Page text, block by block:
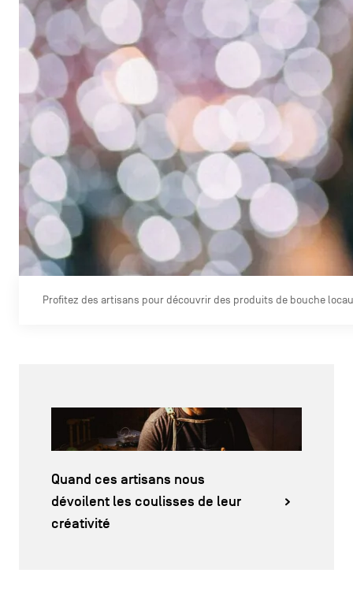
Profitez des artisans pour découvrir des produits de bouche
Quand ces artisans nous
dévoilent les coulisses de leur
créativité